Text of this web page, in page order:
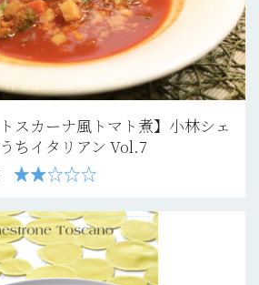
スカーナ風トマト煮】小林シェ
ちイタリアン Vol.7